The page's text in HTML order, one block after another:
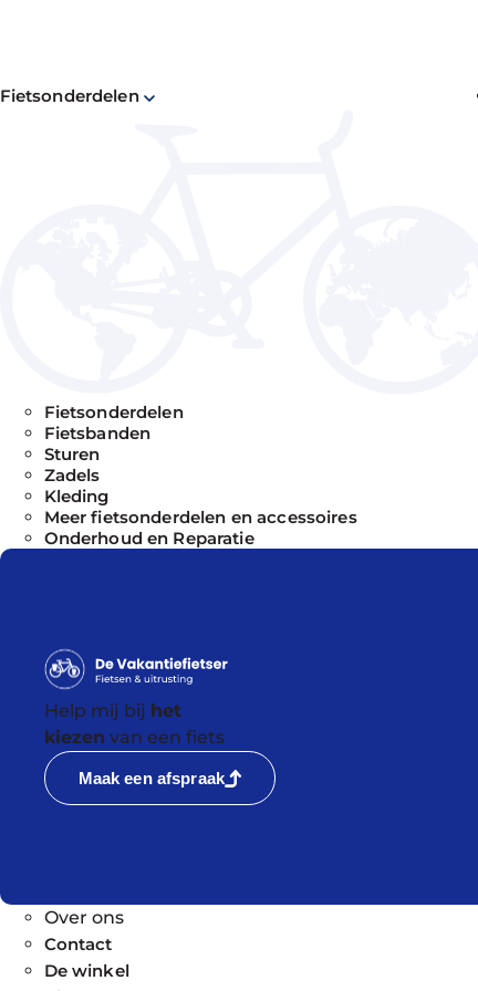
Fietsonderdelen
Fietsonderdelen
Fietsbanden
Sturen
Zadels
Kleding
Meer fietsonderdelen en accessoires
Onderhoud en Reparatie
Help mij bij het
kiezen van een fiets
Maak een afspraak
Over ons
Contact
De winkel